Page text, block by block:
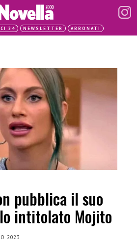
24 NEWSLETTER ABBONATI
pubblica il suo
intitolato Mojito
2023